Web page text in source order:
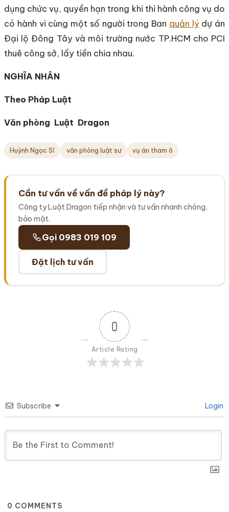
dụng chức vụ, quyền hạn trong khi thi hành công vụ do
có hành vi cùng một số người trong Ban quản lýdự án
Đại lộ Đông Tây và môi trường nước TP.HCM cho PCI
thuê công sở, lấy tiền chia nhau.
NGHĨA NHÂN
Theo Pháp Luật
Văn phòng Luật Dragon
Huỳnh Ngọc Sĩ văn phòng luật sư vụ án tham ô
Cần tư vấn về vấn đề pháp lý này?
Công ty Luật Dragon tiếp nhận và tư vấn nhanh chóng,
bảo mật.
Gọi 0983 019 109
Đặt lịch tư vấn
0
Article Rating
Subscribe Login
0 COMMENTS